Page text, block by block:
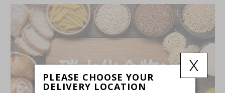
x
PLEASE CHOOSE YOUR
DELIVERY LOCATION